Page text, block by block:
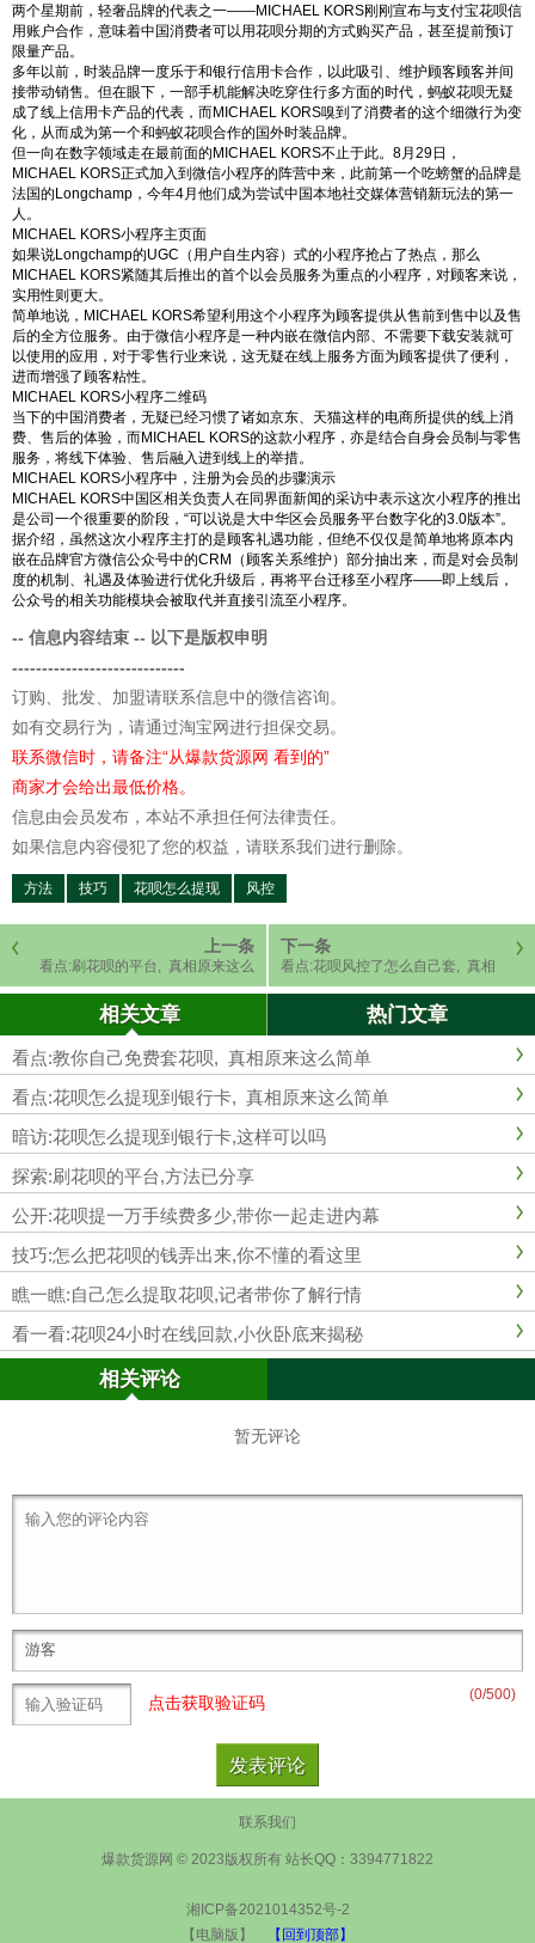
两个星期前，轻奢品牌的代表之一——MICHAEL KORS刚刚宣布与支付宝花呗信
用账户合作，意味着中国消费者可以用花呗分期的方式购买产品，甚至提前预订
限量产品。
多年以前，时装品牌一度乐于和银行信用卡合作，以此吸引、维护顾客顾客并间
接带动销售。但在眼下，一部手机能解决吃穿住行多方面的时代，蚂蚁花呗无疑
成了线上信用卡产品的代表，而MICHAEL KORS嗅到了消费者的这个细微行为变
化，从而成为第一个和蚂蚁花呗合作的国外时装品牌。
但一向在数字领域走在最前面的MICHAEL KORS不止于此。8月29日，
MICHAEL KORS正式加入到微信小程序的阵营中来，此前第一个吃螃蟹的品牌是
法国的Longchamp，今年4月他们成为尝试中国本地社交媒体营销新玩法的第一
人。
MICHAEL KORS小程序主页面
如果说Longchamp的UGC（用户自生内容）式的小程序抢占了热点，那么
MICHAEL KORS紧随其后推出的首个以会员服务为重点的小程序，对顾客来说，
实用性则更大。
简单地说，MICHAEL KORS希望利用这个小程序为顾客提供从售前到售中以及售
后的全方位服务。由于微信小程序是一种内嵌在微信内部、不需要下载安装就可
以使用的应用，对于零售行业来说，这无疑在线上服务方面为顾客提供了便利，
进而增强了顾客粘性。
MICHAEL KORS小程序二维码
当下的中国消费者，无疑已经习惯了诸如京东、天猫这样的电商所提供的线上消
费、售后的体验，而MICHAEL KORS的这款小程序，亦是结合自身会员制与零售
服务，将线下体验、售后融入进到线上的举措。
MICHAEL KORS小程序中，注册为会员的步骤演示
MICHAEL KORS中国区相关负责人在同界面新闻的采访中表示这次小程序的推出
是公司一个很重要的阶段，“可以说是大中华区会员服务平台数字化的3.0版本”。
据介绍，虽然这次小程序主打的是顾客礼遇功能，但绝不仅仅是简单地将原本内
嵌在品牌官方微信公众号中的CRM（顾客关系维护）部分抽出来，而是对会员制
度的机制、礼遇及体验进行优化升级后，再将平台迁移至小程序——即上线后，
公众号的相关功能模块会被取代并直接引流至小程序。
-- 信息内容结束 -- 以下是版权申明
-----------------------------
订购、批发、加盟请联系信息中的微信咨询。
如有交易行为，请通过淘宝网进行担保交易。
联系微信时，请备注“从爆款货源网 看到的”
商家才会给出最低价格。
信息由会员发布，本站不承担任何法律责任。
如果信息内容侵犯了您的权益，请联系我们进行删除。
方法 技巧 花呗怎么提现 风控
上一条
看点:刷花呗的平台, 真相原来这么
下一条
看点:花呗风控了怎么自己套, 真相
相关文章 热门文章
看点:教你自己免费套花呗, 真相原来这么简单
看点:花呗怎么提现到银行卡, 真相原来这么简单
暗访:花呗怎么提现到银行卡,这样可以吗
探索:刷花呗的平台,方法已分享
公开:花呗提一万手续费多少,带你一起走进内幕
技巧:怎么把花呗的钱弄出来,你不懂的看这里
瞧一瞧:自己怎么提取花呗,记者带你了解行情
看一看:花呗24小时在线回款,小伙卧底来揭秘
相关评论
暂无评论
(0/500)
点击获取验证码
联系我们
爆款货源网 © 2023版权所有 站长QQ：3394771822
湘ICP备2021014352号-2
【电脑版】
【回到顶部】